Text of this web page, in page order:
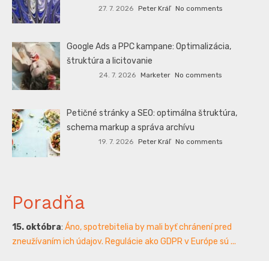
27. 7. 2026 Peter Kráľ No comments
Google Ads a PPC kampane: Optimalizácia,
štruktúra a licitovanie
24. 7. 2026 Marketer No comments
Petičné stránky a SEO: optimálna štruktúra,
schema markup a správa archívu
19. 7. 2026 Peter Kráľ No comments
Poradňa
15. októbra: Áno, spotrebitelia by mali byť chránení pred
zneužívaním ich údajov. Regulácie ako GDPR v Európe sú ...